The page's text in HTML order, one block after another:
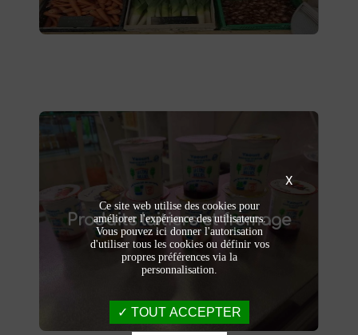
Produits laitiers et fromage
Produits laitiers et fromage
Dégustez nos
produits laitiers et fromages à
Saint-Saulve
. Yaourts crémeux, fromages
affinés et autres délices laitiers vous
attendent dans notre ferme. Livraison et
vente directe à la ferme pour une fraîcheur
X
Ce site web utilise des cookies pour
améliorer l'expérience des utilisateurs.
Vous pouvez ici donner l'autorisation
d'utiliser tous les cookies ou définir vos
propres préférences via la
personnalisation.
TOUT ACCEPTER